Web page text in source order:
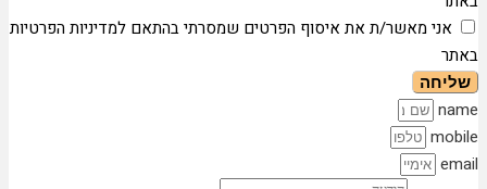
אני מאשר/ת את איסוף הפרטים שמסרתי בהתאם למדיניות הפרטיות
באתר
שליחה
name
mobile
email